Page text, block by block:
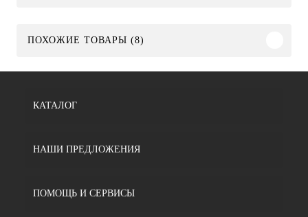
ПОХОЖИЕ ТОВАРЫ (8)
КАТАЛОГ
НАШИ ПРЕДЛОЖЕНИЯ
ПОМОЩЬ И СЕРВИСЫ